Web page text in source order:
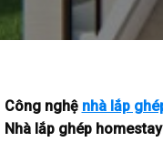
Công nghệ nhà lắp
Nhà lắp ghép